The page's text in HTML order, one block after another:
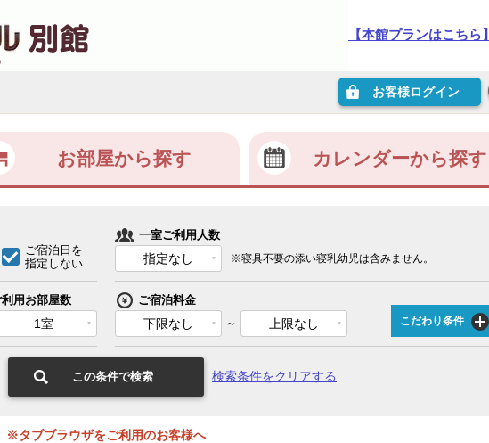
【本館プランはこちら】
お客様ログイン
お部屋から探す カレンダーから探す
ご宿泊日を
指定しない
一室ご利用人数
指定なし ※寝具不要の添い寝乳幼児は含みません。
利用お部屋数
1室
ご宿泊料金
下限なし ～ 上限なし こだわり条件
この条件で検索 検索条件をクリアする
※タブブラウザをご利用のお客様へ